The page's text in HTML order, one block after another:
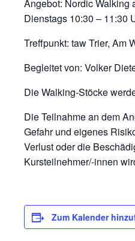
Angebot: Nordic Walking
Dienstags 10:30 – 11:30
Treffpunkt: taw Trier, Am
Begleitet von: Volker
Die Walking-Stöcke
Die Teilnahme an dem
Gefahr und eigenes
Verlust oder die
Kursteilnehmer/-innen
Zum Kalender